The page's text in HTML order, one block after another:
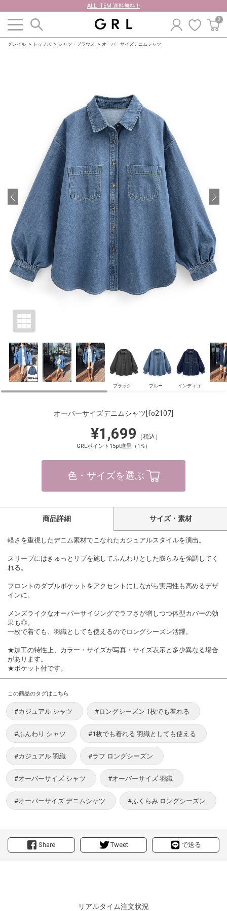
ALL ITEM 送料無料 !!
0
グレイル トップス シャツ・ブラウス オーバーサイズデニムシャツ
ブラック ブルー インディゴ
オーバーサイズデニムシャツ[fo2107]
¥1,699 （税込）
GRLポイント15pt進呈（1%）
色・サイズを選ぶ
Share Tweet で送る
商品詳細 サイズ・素材
軽さを重視したデニム素材でこなれたカジュアルスタイルを演出。
スリーブにはきゅっとリブを施してふんわりとした膨らみを強調してく
れる。
フロントのダブルポケットをアクセントにしながら実用性も高めるデザ
インに。
メンズライクなオーバーサイジングでラフさが増しつつ体型カバーの効
果も◎。
一枚で着ても、羽織としても使えるのでロングシーズン活躍。
★加工の特性上、カラー・サイズが写真・サイズ表示と多少異なる場合
があります。
★ポケット付です。
この商品のタグはこちら
#カジュアル シャツ #ロングシーズン 1枚でも着れる
#ふんわり シャツ #1枚でも着れる 羽織としても使える
#カジュアル 羽織 #ラフ ロングシーズン
#オーバーサイズ シャツ #オーバーサイズ 羽織
#オーバーサイズ デニムシャツ #ふくらみ ロングシーズン
リアルタイム注文状況